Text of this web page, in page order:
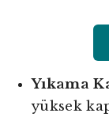
Yıkama
yüksek